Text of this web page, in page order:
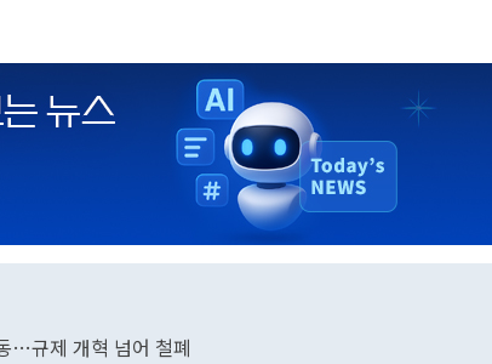
…규제 개혁 넘어 철폐